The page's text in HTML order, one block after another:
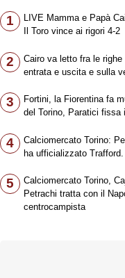
1
LIVE Mamma e Papà
Il Toro vince ai rigori 4-2
2
Cairo va letto fra le
entrata e uscita e sulla
3
Fortini, la Fiorentina fa
del Torino, Paratici fissa
4
Calciomercato Torino:
ha ufficializzato
5
Calciomercato Torino,
Petrachi tratta con il
centrocampista